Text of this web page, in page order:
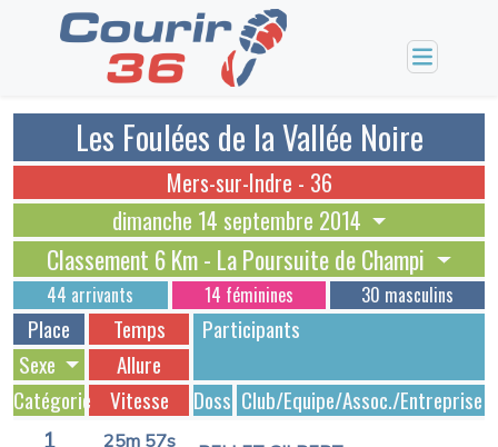
Les Foulées de la Vallée Noire
dimanche 14 septembre 2014
Mers-sur-Indre - 36
Classement 6 Km - La Poursuite de Champi
44 arrivants 14 féminines 30 masculins
Place Temps
Dossards
Participants
Allure
Vitesse
Sexe
Catégorie
Club/Equipe/Assoc./Entreprise
1 25m 57s